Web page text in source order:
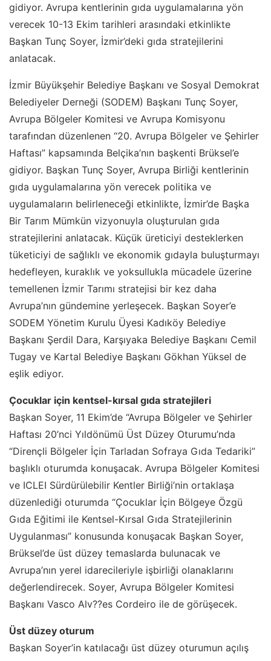
gidiyor. Avrupa kentlerinin gıda uygulamalarına yön
verecek 10-13 Ekim tarihleri arasındaki etkinlikte
Başkan Tunç Soyer, İzmir’deki gıda stratejilerini
anlatacak.
İzmir Büyükşehir Belediye Başkanı ve Sosyal Demokrat
Belediyeler Derneği (SODEM) Başkanı Tunç Soyer,
Avrupa Bölgeler Komitesi ve Avrupa Komisyonu
tarafından düzenlenen “20. Avrupa Bölgeler ve Şehirler
Haftası” kapsamında Belçika’nın başkenti Brüksel’e
gidiyor. Başkan Tunç Soyer, Avrupa Birliği kentlerinin
gıda uygulamalarına yön verecek politika ve
uygulamaların belirleneceği etkinlikte, İzmir’de Başka
Bir Tarım Mümkün vizyonuyla oluşturulan gıda
stratejilerini anlatacak. Küçük üreticiyi desteklerken
tüketiciyi de sağlıklı ve ekonomik gıdayla buluşturmayı
hedefleyen, kuraklık ve yoksullukla mücadele üzerine
temellenen İzmir Tarımı stratejisi bir kez daha
Avrupa’nın gündemine yerleşecek. Başkan Soyer’e
SODEM Yönetim Kurulu Üyesi Kadıköy Belediye
Başkanı Şerdil Dara, Karşıyaka Belediye Başkanı Cemil
Tugay ve Kartal Belediye Başkanı Gökhan Yüksel de
eşlik ediyor.
Çocuklar için kentsel-kırsal gıda stratejileri
Başkan Soyer, 11 Ekim’de “Avrupa Bölgeler ve Şehirler
Haftası 20’nci Yıldönümü Üst Düzey Oturumu’nda
“Dirençli Bölgeler İçin Tarladan Sofraya Gıda Tedariki”
başlıklı oturumda konuşacak. Avrupa Bölgeler Komitesi
ve ICLEI Sürdürülebilir Kentler Birliği’nin ortaklaşa
düzenlediği oturumda “Çocuklar İçin Bölgeye Özgü
Gıda Eğitimi ile Kentsel-Kırsal Gıda Stratejilerinin
Uygulanması” konusunda konuşacak Başkan Soyer,
Brüksel’de üst düzey temaslarda bulunacak ve
Avrupa’nın yerel idarecileriyle işbirliği olanaklarını
değerlendirecek. Soyer, Avrupa Bölgeler Komitesi
Başkanı Vasco Alv??es Cordeiro ile de görüşecek.
Üst düzey oturum
Başkan Soyer’in katılacağı üst düzey oturumun açılış